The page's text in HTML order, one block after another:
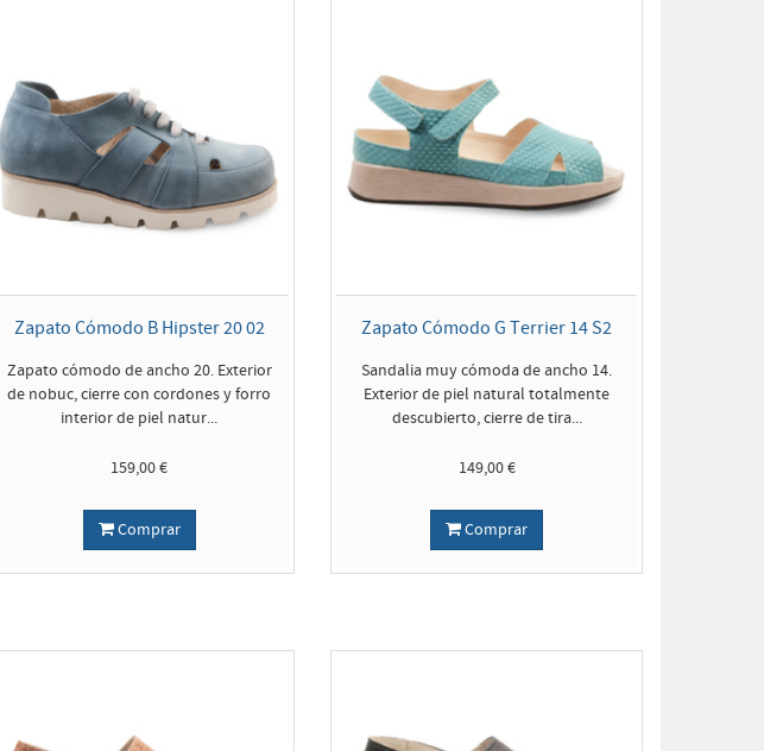
Zapato Cómodo B Hipster 20 02
Zapato cómodo de ancho 20. Exterior
de nobuc, cierre con cordones y forro
interior de piel natur...
159,00 €
Comprar
Zapato Cómodo G Terrier 14 S2
Sandalia muy cómoda de ancho 14.
Exterior de piel natural totalmente
descubierto, cierre de tira...
149,00 €
Comprar